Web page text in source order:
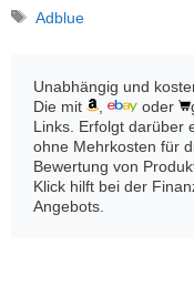
Schlagwörter
Adblue
Unabhängig und
Die mit
oder
Links. Erfolgt darüber
ohne Mehrkosten für
Bewertung von
Klick hilft bei der
Angebots.